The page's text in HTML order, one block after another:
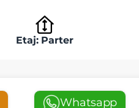
Etaj: Parter
Whatsapp